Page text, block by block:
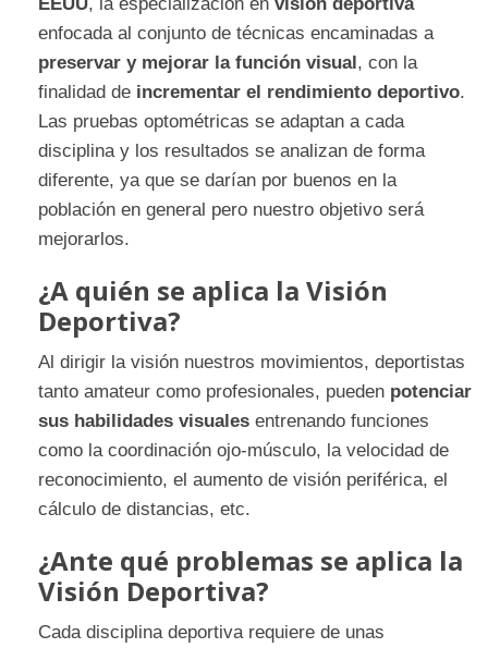
enfocada al conjunto de técnicas encaminadas a
preservar y mejorar la función visual, con la
finalidad de incrementar el rendimiento deportivo.
Las pruebas optométricas se adaptan a cada
disciplina y los resultados se analizan de forma
diferente, ya que se darían por buenos en la
población en general pero nuestro objetivo será
mejorarlos.
¿A quién se aplica la Visión
Deportiva?
Al dirigir la visión nuestros movimientos, deportistas
tanto amateur como profesionales, pueden potenciar
sus habilidades visuales entrenando funciones
como la coordinación ojo-músculo, la velocidad de
reconocimiento, el aumento de visión periférica, el
cálculo de distancias, etc.
¿Ante qué problemas se aplica la
Visión Deportiva?
Cada disciplina deportiva requiere de unas